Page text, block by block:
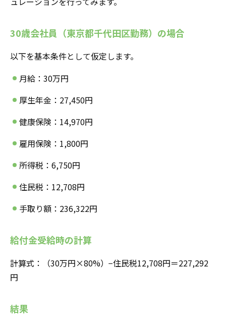
30歳会社員（東京都千代田区勤務）の場合
以下を基本条件として仮定します。
月給：30万円
厚生年金：27,450円
健康保険：14,970円
雇用保険：1,800円
所得税：6,750円
住民税：12,708円
手取り額：236,322円
給付金受給時の計算
計算式：（30万円×80%）−住民税12,708円＝227,292
円
結果